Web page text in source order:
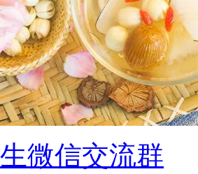
微信交流群